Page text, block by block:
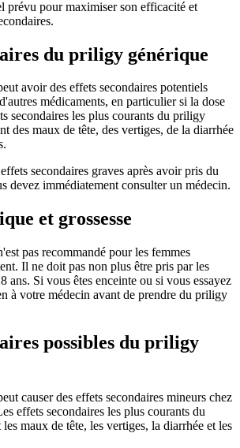
prévu pour maximiser son efficacité et
du priligy générique
avoir des effets secondaires potentiels
médicaments, en particulier si la dose
secondaires les plus courants du priligy
des maux de tête, des vertiges, de la diarrhée
secondaires graves après avoir pris du
devez immédiatement consulter un médecin.
et grossesse
pas recommandé pour les femmes
Il ne doit pas non plus être pris par les
ans. Si vous êtes enceinte ou si vous essayez
à votre médecin avant de prendre du priligy
possibles du priligy
causer des effets secondaires mineurs chez
effets secondaires les plus courants du
maux de tête, les vertiges, la diarrhée et les